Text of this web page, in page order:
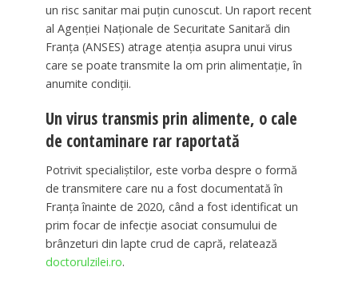
un risc sanitar mai puțin cunoscut. Un raport recent
al Agenției Naționale de Securitate Sanitară din
Franța (ANSES) atrage atenția asupra unui virus
care se poate transmite la om prin alimentație, în
anumite condiții.
Un virus transmis prin alimente, o cale
de contaminare rar raportată
Potrivit specialiștilor, este vorba despre o formă
de transmitere care nu a fost documentată în
Franța înainte de 2020, când a fost identificat un
prim focar de infecție asociat consumului de
brânzeturi din lapte crud de capră, relatează
doctorulzilei.ro.